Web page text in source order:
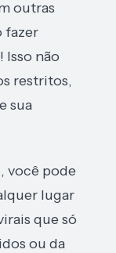
outras
fazer
Isso não
restritos,
sua
, você pode
lugar
que só
ou da